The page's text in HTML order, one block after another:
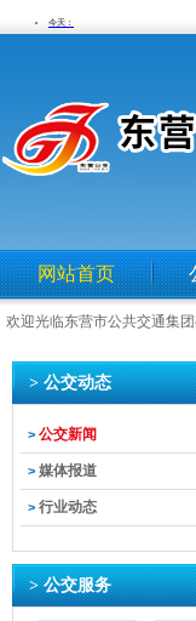
网站首页
欢迎光临东营市公共交通集
> 公交动态
> 公交新闻
> 媒体报道
> 行业动态
> 公交服务